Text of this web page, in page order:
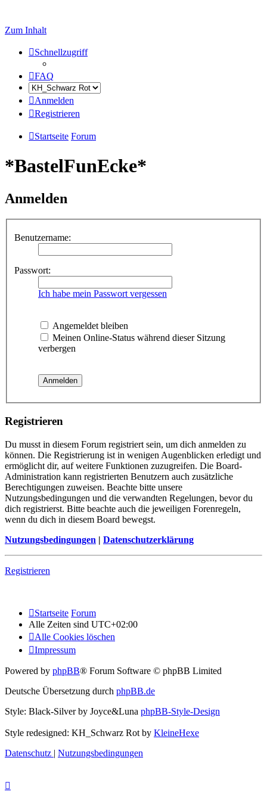
Zum Inhalt
Schnellzugriff
FAQ
Anmelden
Registrieren
Startseite Forum
*BastelFunEcke*
Anmelden
Benutzername:
Passwort:
Ich habe mein Passwort vergessen
Angemeldet bleiben
Meinen Online-Status während dieser Sitzung
verbergen
Registrieren
Du musst in diesem Forum registriert sein, um dich anmelden zu
können. Die Registrierung ist in wenigen Augenblicken erledigt und
ermöglicht dir, auf weitere Funktionen zuzugreifen. Die Board-
Administration kann registrierten Benutzern auch zusätzliche
Berechtigungen zuweisen. Beachte bitte unsere
Nutzungsbedingungen und die verwandten Regelungen, bevor du
dich registrierst. Bitte beachte auch die jeweiligen Forenregeln,
wenn du dich in diesem Board bewegst.
Nutzungsbedingungen | Datenschutzerklärung
Registrieren
Startseite Forum
Alle Zeiten sind UTC+02:00
Alle Cookies löschen
Impressum
Powered by phpBB® Forum Software © phpBB Limited
Deutsche Übersetzung durch phpBB.de
Style: Black-Silver by Joyce&Luna phpBB-Style-Design
Style redesigned: KH_Schwarz Rot by KleineHexe
Datenschutz | Nutzungsbedingungen